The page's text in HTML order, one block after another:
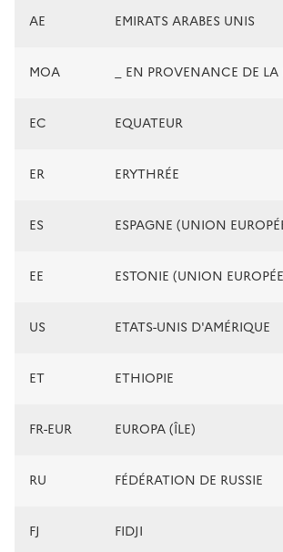
AE EMIRATS ARABES UNIS
MOA _ EN PROVENANCE DE LA
EC EQUATEUR
ER ERYTHRÉE
ES ESPAGNE (UNION
EE ESTONIE (UNION
US ETATS-UNIS D'AMÉRIQUE
ET ETHIOPIE
FR-EUR EUROPA (ÎLE)
RU FÉDÉRATION DE RUSSIE
FJ FIDJI